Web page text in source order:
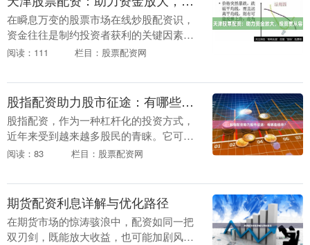
在瞬息万变的股票市场在线炒股配资识，
资金往往是制约投资者获利的关键因素。
天津股票配资应运而生，为投资者提供了
票配资是指投资....
阅读：111 栏目：股票配资网
股指配资助力股市征途：有哪些选择？
股指配资，作为一种杠杆化的投资方式，
近年来受到越来越多股民的青睐。它可以
放大投资收益，但同时也伴随着更高的风
在线炒股配资识，....
阅读：83 栏目：股票配资网
期货配资利息详解与优化路径
在期货市场的惊涛骇浪中，配资如同一把
双刃剑，既能放大收益，也可能加剧风